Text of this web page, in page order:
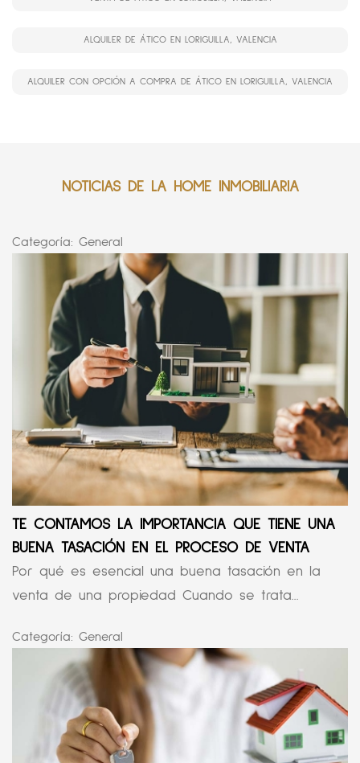
ALQUILER DE ÁTICO EN LORIGUILLA, VALENCIA
ALQUILER CON OPCIÓN A COMPRA DE ÁTICO EN LORIGUILLA, VALENCIA
NOTICIAS DE LA HOME INMOBILIARIA
Categoría: General
TE CONTAMOS LA IMPORTANCIA QUE TIENE UNA
BUENA TASACIÓN EN EL PROCESO DE VENTA
Por qué es esencial una buena tasación en la
venta de una propiedad Cuando se trata...
Categoría: General